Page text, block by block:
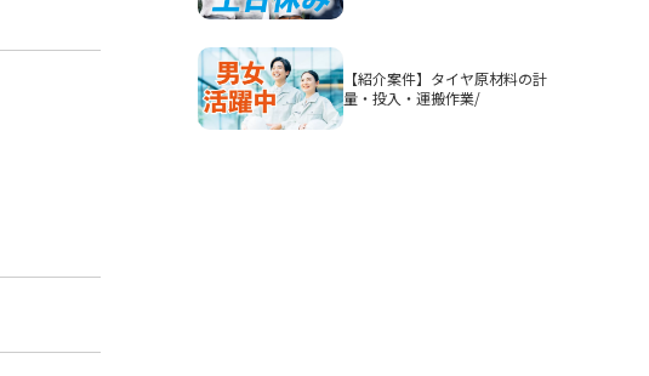
【紹介案件】タイヤ原材料の計
量・投入・運搬作業/